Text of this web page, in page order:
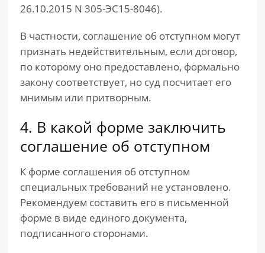
26.10.2015 N 305-ЭС15-8046).
В частности, соглашение об отступном могут
признать недействительным, если договор,
по которому оно предоставлено, формально
закону соответствует, но суд посчитает его
мнимым или притворным.
4. В какой форме заключить
соглашение об отступном
К форме соглашения об отступном
специальных требований не установлено.
Рекомендуем составить его в письменной
форме в виде единого документа,
подписанного сторонами.